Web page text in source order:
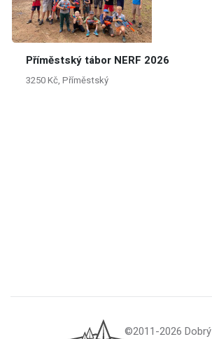
Příměstský tábor NERF 2026
3250 Kč, Příměstský
©2011-2026